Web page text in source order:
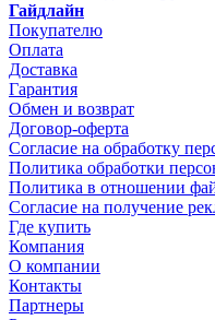
Гайдлайн
Покупателю
Оплата
Доставка
Гарантия
Обмен и возврат
Договор-оферта
Согласие на обработку
Политика обработки
Политика в отношении
Согласие на получение
Где купить
Компания
О компании
Контакты
Партнеры